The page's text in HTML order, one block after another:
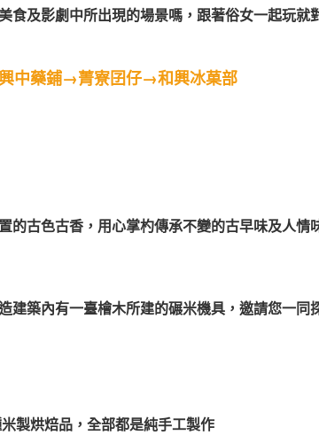
食及影劇中所出現的場景嗎，跟著俗女一起玩就
中藥鋪→菁寮囝仔→和興冰菓部
的古色古香，用心掌杓傳承不變的古早味及人情
建築內有一臺檜木所建的碾米機具，邀請您一同
製烘焙品，全部都是純手工製作